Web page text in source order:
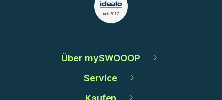
Über mySWOOOP
Service
Kaufen